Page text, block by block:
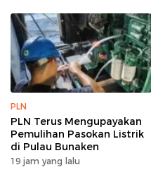
Kepulauan Nusa Utara
PLN
PLN Terus Mengupayakan
Pemulihan Pasokan Listrik
di Pulau Bunaken
19 jam yang lalu